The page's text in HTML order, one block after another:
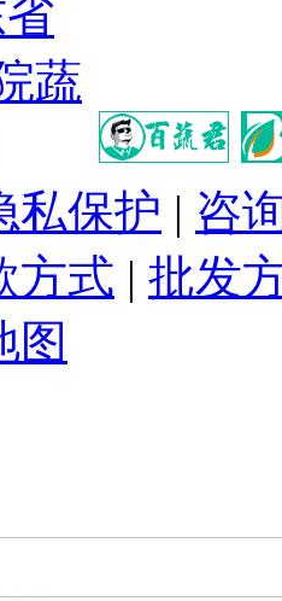
私保护 | 咨
方式 | 批发
图